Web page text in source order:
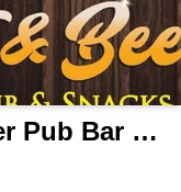
Salt and Beer Pub Bar Cafe